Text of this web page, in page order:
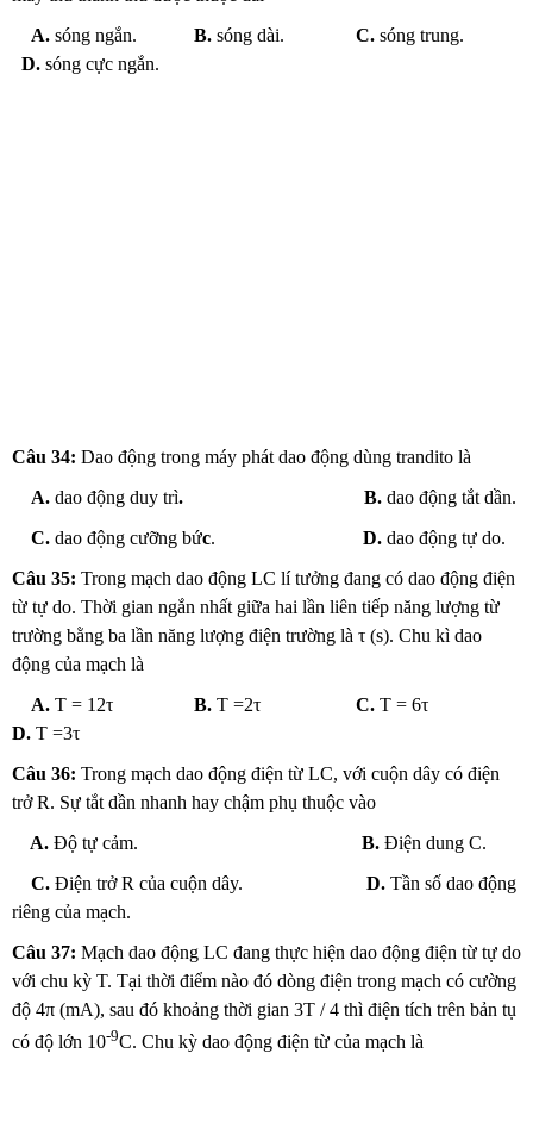
A. sóng ngắn. B. sóng dài. C. sóng trung.
D. sóng cực ngắn.
Câu 34: Dao động trong máy phát dao động dùng trandito là
A. dao động duy trì. B. dao động tắt dần.
C. dao động cưỡng bức. D. dao động tự do.
Câu 35: Trong mạch dao động LC lí tưởng đang có dao động điện
từ tự do. Thời gian ngắn nhất giữa hai lần liên tiếp năng lượng từ
trường bằng ba lần năng lượng điện trường là τ (s). Chu kì dao
động của mạch là
A. T = 12τ B. T =2τ C. T = 6τ
D. T =3τ
Câu 36: Trong mạch dao động điện từ LC, với cuộn dây có điện
trở R. Sự tắt dần nhanh hay chậm phụ thuộc vào
A. Độ tự cảm. B. Điện dung C.
C. Điện trở R của cuộn dây. D. Tần số dao động
riêng của mạch.
Câu 37: Mạch dao động LC đang thực hiện dao động điện từ tự do
với chu kỳ T. Tại thời điểm nào đó dòng điện trong mạch có cường
độ 4π (mA), sau đó khoảng thời gian 3T / 4 thì điện tích trên bản tụ
có độ lớn 10-9C. Chu kỳ dao động điện từ của mạch là